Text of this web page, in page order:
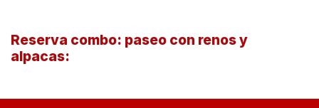
Reserva combo: paseo con renos y
alpacas: